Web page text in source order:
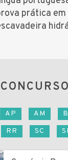
prática
AP AM
RR SC